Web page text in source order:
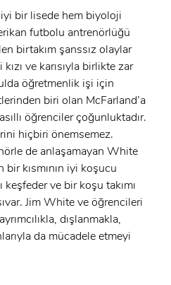
x
bir lisede hem biyoloji
futbolu antrenörlüğü
birtakım şanssız olaylar
ve karısıyla birlikte zar
öğretmenlik işi için
biri olan McFarland’a
öğrenciler çoğunluktadır.
hiçbiri önemsemez.
de anlaşamayan White
kısmının iyi koşucu
ve bir koşu takımı
Jim White ve öğrencileri
dışlanmakla,
da mücadele etmeyi